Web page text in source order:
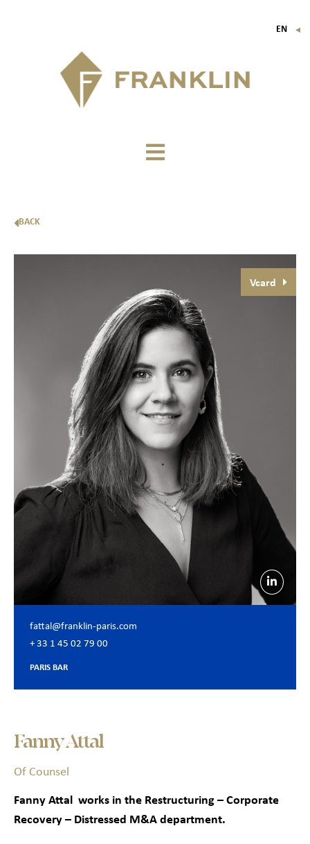
EN ▼
BACK
Vcard
fattal@franklin-paris.com
+ 33 1 45 02 79 00
PARIS BAR
Fanny Attal
Of Counsel
Fanny Attal works in the Restructuring – Corporate
Recovery – Distressed M&A department.